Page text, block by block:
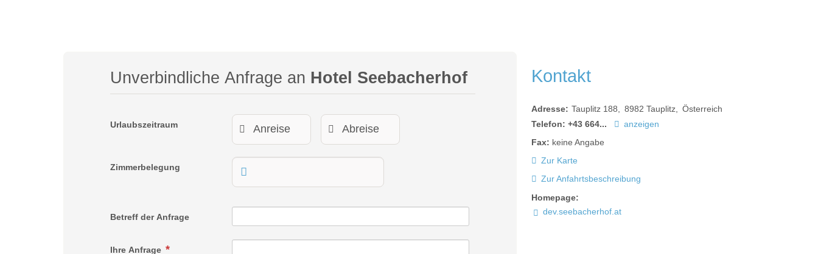
Unverbindliche Anfrage an Hotel Seebacherhof
Urlaubszeitraum
Zimmerbelegung
Betreff der Anfrage
Ihre Anfrage
Kontakt
Adresse: Tauplitz 188 8982 Tauplitz
Österreich
Telefon: +43 664...
anzeigen
Fax: keine Angabe
Zur Karte
Zur Anfahrtsbeschreibung
Homepage:
dev.seebacherhof.at